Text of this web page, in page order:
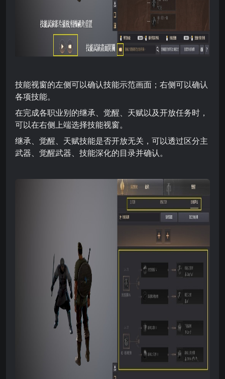
技能视窗的左侧可以确认技能示范画面；右侧可以确认
各项技能。
在完成各职业别的继承、觉醒、天赋以及开放任务时，
可以在右侧上端选择技能视窗。
继承、觉醒、天赋技能是否开放无关，可以透过区分主
武器、觉醒武器、技能深化的目录并确认。